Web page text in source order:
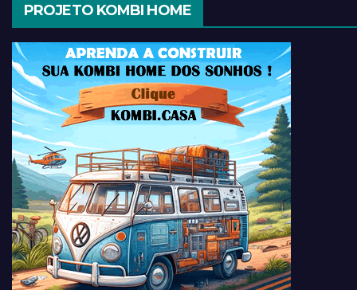
PROJETO KOMBI HOME